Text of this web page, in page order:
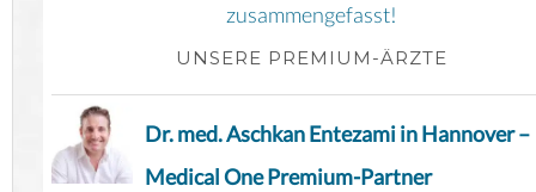
zusammengefasst!
UNSERE PREMIUM-ÄRZTE
Dr. med. Aschkan Entezami in Hannover –
Medical One Premium-Partner